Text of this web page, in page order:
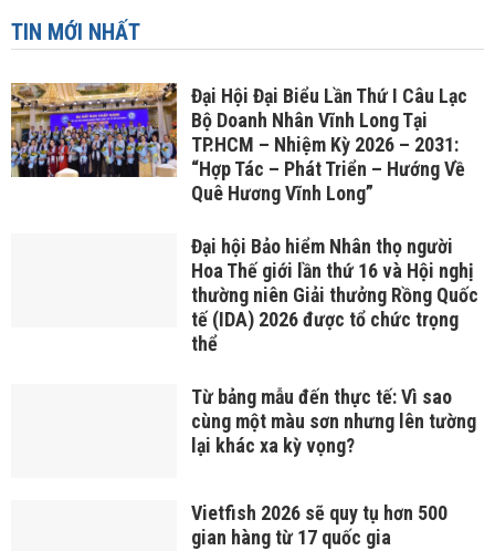
TIN MỚI NHẤT
Đại Hội Đại Biểu Lần Thứ I Câu Lạc
Bộ Doanh Nhân Vĩnh Long Tại
TP.HCM – Nhiệm Kỳ 2026 – 2031:
“Hợp Tác – Phát Triển – Hướng Về
Quê Hương Vĩnh Long”
Đại hội Bảo hiểm Nhân thọ người
Hoa Thế giới lần thứ 16 và Hội nghị
thường niên Giải thưởng Rồng Quốc
tế (IDA) 2026 được tổ chức trọng
thể
Từ bảng mẫu đến thực tế: Vì sao
cùng một màu sơn nhưng lên tường
lại khác xa kỳ vọng?
Vietfish 2026 sẽ quy tụ hơn 500
gian hàng từ 17 quốc gia